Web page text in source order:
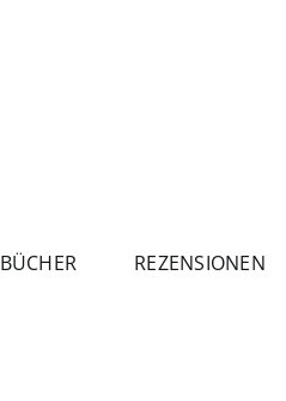
BÜCHER REZENSIONEN